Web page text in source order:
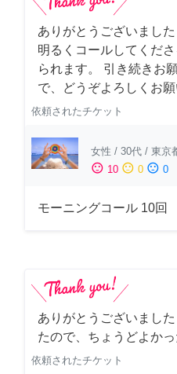
ありがとうございまし
明るくコールしてくだ
られます。 引き続きお
で、どうぞよろしくお願
依頼されたチケット
女性 / 30代 / 東京
sentiment_satisfied 10 sentiment_neutral 0 sentiment_dissatisfied 0
モーニングコール 10回
ありがとうございまし
たので、ちょうどよかっ
依頼されたチケット